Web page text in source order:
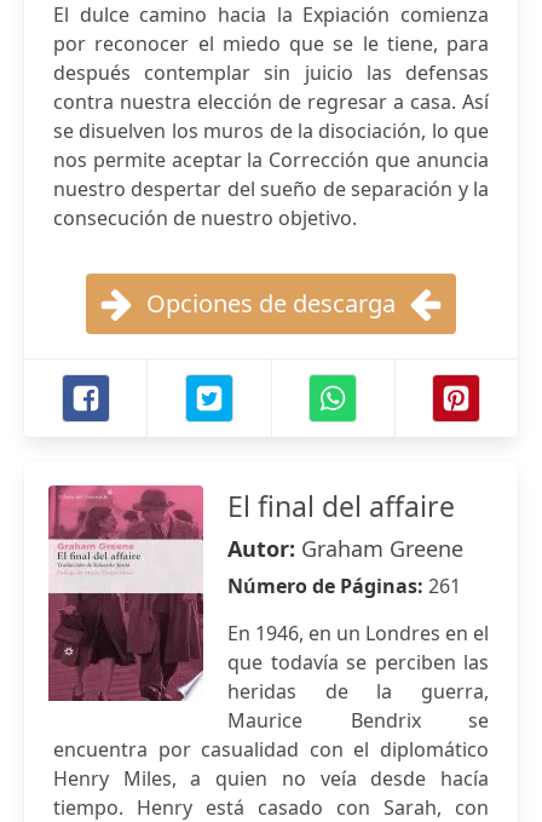
El dulce camino hacia la Expiación comienza
por reconocer el miedo que se le tiene, para
después contemplar sin juicio las defensas
contra nuestra elección de regresar a casa. Así
se disuelven los muros de la disociación, lo que
nos permite aceptar la Corrección que anuncia
nuestro despertar del sueño de separación y la
consecución de nuestro objetivo.
Opciones de descarga
El final del affaire
Autor: Graham Greene
Número de Páginas: 261
En 1946, en un Londres en el
que todavía se perciben las
heridas de la guerra,
Maurice Bendrix se
encuentra por casualidad con el diplomático
Henry Miles, a quien no veía desde hacía
tiempo. Henry está casado con Sarah, con